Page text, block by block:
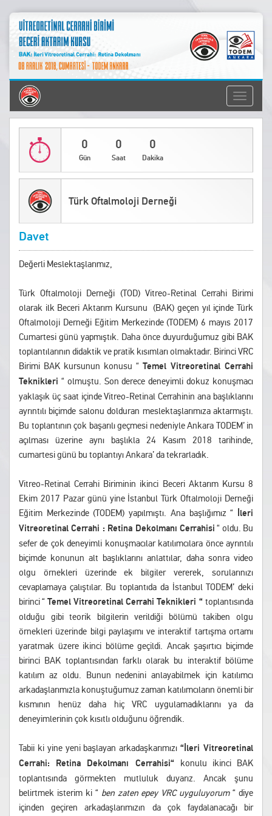
Toggle
0
Gün
0
Saat
0
Dakika
Türk Oftalmoloji Derneği
Davet
Değerli Meslektaşlarımız,
Türk Oftalmoloji Derneği (TOD) Vitreo-Retinal Cerrahi Birimi
olarak ilk Beceri Aktarım Kursunu (BAK) geçen yıl içinde Türk
Oftalmoloji Derneği Eğitim Merkezinde (TODEM) 6 mayıs 2017
Cumartesi günü yapmıştık. Daha önce duyurduğumuz gibi BAK
toplantılarının didaktik ve pratik kısımları olmaktadır. Birinci VRC
Birimi BAK kursunun konusu “ Temel Vitreoretinal Cerrahi
Teknikleri “ olmuştu. Son derece deneyimli dokuz konuşmacı
yaklaşık üç saat içinde Vitreo-Retinal Cerrahinin ana başlıklarını
ayrıntılı biçimde salonu dolduran meslektaşlarımıza aktarmıştı.
Bu toplantının çok başarılı geçmesi nedeniyle Ankara TODEM’ in
açılması üzerine aynı başlıkla 24 Kasım 2018 tarihinde,
cumartesi günü bu toplantıyı Ankara’ da tekrarladık.
Vitreo-Retinal Cerrahi Biriminin ikinci Beceri Aktarım Kursu 8
Ekim 2017 Pazar günü yine İstanbul Türk Oftalmoloji Derneği
Eğitim Merkezinde (TODEM) yapılmıştı. Ana başlığımız “ İleri
Vitreoretinal Cerrahi : Retina Dekolmanı Cerrahisi “ oldu. Bu
sefer de çok deneyimli konuşmacılar katılımcılara önce ayrıntılı
biçimde konunun alt başlıklarını anlattılar, daha sonra video
olgu örnekleri üzerinde ek bilgiler vererek, sorularınızı
cevaplamaya çalıştılar. Bu toplantıda da İstanbul TODEM’ deki
birinci “ Temel Vitreoretinal Cerrahi Teknikleri “toplantısında
olduğu gibi teorik bilgilerin verildiği bölümü takiben olgu
örnekleri üzerinde bilgi paylaşımı ve interaktif tartışma ortamı
yaratmak üzere ikinci bölüme geçildi. Ancak şaşırtıcı biçimde
birinci BAK toplantısından farklı olarak bu interaktif bölüme
katılım az oldu. Bunun nedenini anlayabilmek için katılımcı
arkadaşlarımızla konuştuğumuz zaman katılımcıların önemli bir
kısmının henüz daha hiç VRC uygulamadıklarını ya da
deneyimlerinin çok kısıtlı olduğunu öğrendik.
Tabii ki yine yeni başlayan arkadaşkarımızı“İleri Vitreoretinal
Cerrahi: Retina Dekolmanı Cerrahisi“
konulu ikinci BAK
toplantısında görmekten mutluluk duyarız. Ancak şunu
belirtmek isterim ki “ ben zaten epey VRC uyguluyorum“ diye
içinden geçiren arkadaşlarımızın da çok faydalanacağı bir